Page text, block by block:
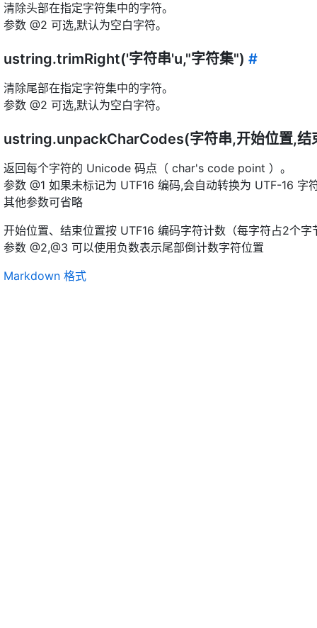
清除头部在指定字符集中的字符。
参数 @2 可选,默认为空白字符。
ustring.trimRight('字符串'u,"字符集") #
清除尾部在指定字符集中的字符。
参数 @2 可选,默认为空白字符。
ustring.unpackCharCodes(字符串,开始位置,结
返回每个字符的 Unicode 码点（ char's code point ）。
参数 @1 如果未标记为 UTF16 编码,会自动转换为 UTF-16 字
其他参数可省略
开始位置、结束位置按 UTF16 编码字符计数（每字符占2个字
参数 @2,@3 可以使用负数表示尾部倒计数字符位置
Markdown 格式